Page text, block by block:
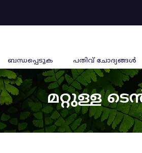
ബന്ധപ്പെടുക പതിവ് ചോദ്യങ്ങൾ
മറ്റുള്ള